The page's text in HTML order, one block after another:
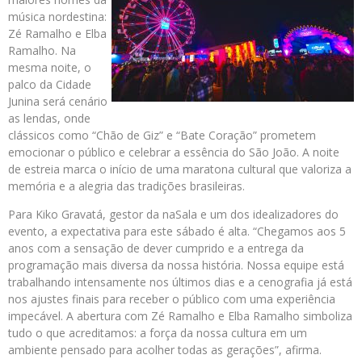
música nordestina:
Zé Ramalho e Elba
Ramalho. Na
mesma noite, o
palco da Cidade
Junina será cenário
as lendas, onde
clássicos como “Chão de Giz” e “Bate Coração” prometem
emocionar o público e celebrar a essência do São João. A noite
de estreia marca o início de uma maratona cultural que valoriza a
memória e a alegria das tradições brasileiras.
Para Kiko Gravatá, gestor da naSala e um dos idealizadores do
evento, a expectativa para este sábado é alta. “Chegamos aos 5
anos com a sensação de dever cumprido e a entrega da
programação mais diversa da nossa história. Nossa equipe está
trabalhando intensamente nos últimos dias e a cenografia já está
nos ajustes finais para receber o público com uma experiência
impecável. A abertura com Zé Ramalho e Elba Ramalho simboliza
tudo o que acreditamos: a força da nossa cultura em um
ambiente pensado para acolher todas as gerações”, afirma.